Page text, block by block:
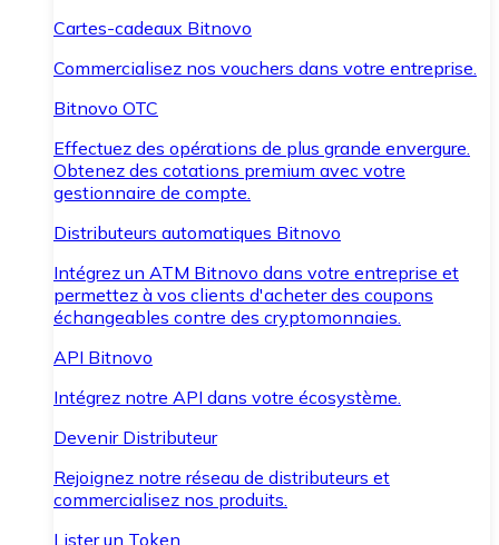
Cartes-cadeaux Bitnovo
Commercialisez nos vouchers dans votre entreprise.
Bitnovo OTC
Effectuez des opérations de plus grande envergure.
Obtenez des cotations premium avec votre
gestionnaire de compte.
Distributeurs automatiques Bitnovo
Intégrez un ATM Bitnovo dans votre entreprise et
permettez à vos clients d'acheter des coupons
échangeables contre des cryptomonnaies.
API Bitnovo
Intégrez notre API dans votre écosystème.
Devenir Distributeur
Rejoignez notre réseau de distributeurs et
commercialisez nos produits.
Lister un Token